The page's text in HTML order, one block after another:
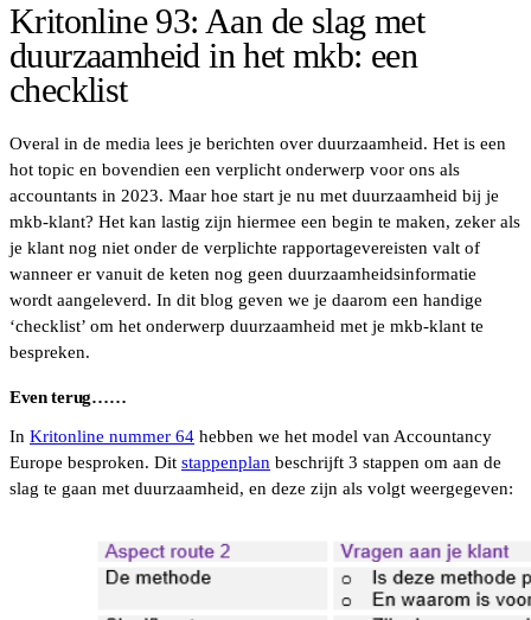
Kritonline 93: Aan de slag met
duurzaamheid in het mkb: een
checklist
Overal in de media lees je berichten over duurzaamheid. Het is een
hot topic en bovendien een verplicht onderwerp voor ons als
accountants in 2023. Maar hoe start je nu met duurzaamheid bij je
mkb-klant? Het kan lastig zijn hiermee een begin te maken, zeker als
je klant nog niet onder de verplichte rapportagevereisten valt of
wanneer er vanuit de keten nog geen duurzaamheidsinformatie
wordt aangeleverd. In dit blog geven we je daarom een handige
‘checklist’ om het onderwerp duurzaamheid met je mkb-klant te
bespreken.
Even terug……
In Kritonline nummer 64 hebben we het model van Accountancy
Europe besproken. Dit stappenplan beschrijft 3 stappen om aan de
slag te gaan met duurzaamheid, en deze zijn als volgt weergegeven: